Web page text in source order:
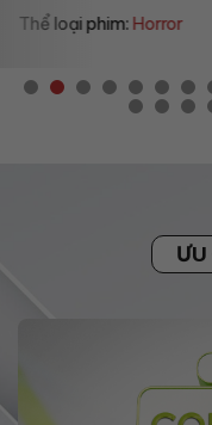
Thể loại phim: Horror